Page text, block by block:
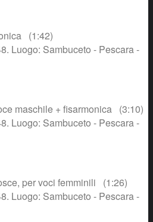
(1:42)
Luogo: Sambuceto - Pescara -
maschile + fisarmonica (3:10)
Luogo: Sambuceto - Pescara -
per voci femminili (1:26)
Luogo: Sambuceto - Pescara -